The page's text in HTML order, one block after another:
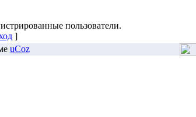
пользователи.
]
uCoz